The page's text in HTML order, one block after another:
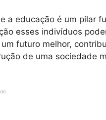
a educação é um pilar
esses indivíduos
futuro melhor,
de uma sociedade